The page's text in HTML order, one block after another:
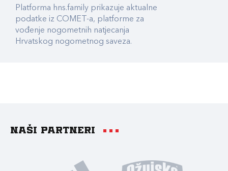
Platforma hns.family prikazuje aktualne
podatke iz COMET-a, platforme za
vođenje nogometnih natjecanja
Hrvatskog nogometnog saveza.
Naši partneri